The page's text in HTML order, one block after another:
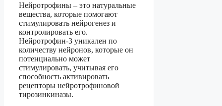
Нейротрофины – это натуральные
вещества, которые помогают
стимулировать нейрогенез и
контролировать его.
Нейротрофин-3 уникален по
количеству нейронов, которые он
потенциально может
стимулировать, учитывая его
способность активировать
рецепторы нейротрофиновой
тирозинкиназы.